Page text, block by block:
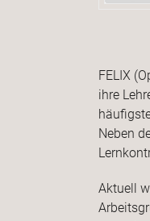
FELIX
ihre
Neben
Aktuell